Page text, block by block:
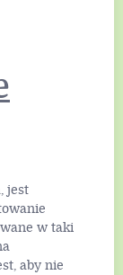
jest
w taki
aby nie